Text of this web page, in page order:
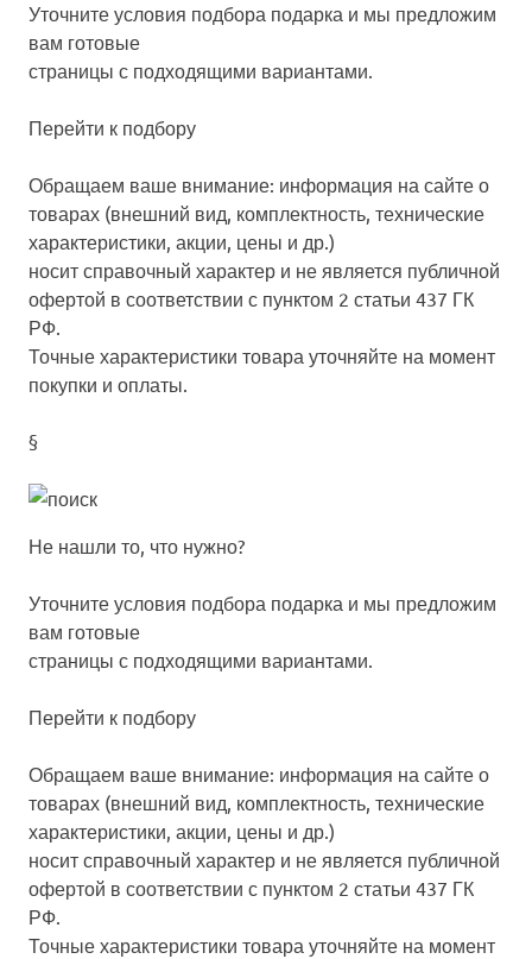
Уточните условия подбора подарка и мы предложим
вам готовые
страницы с подходящими вариантами.
Перейти к подбору
Обращаем ваше внимание: информация на сайте о
товарах (внешний вид, комплектность, технические
характеристики, акции, цены и др.)
носит справочный характер и не является публичной
офертой в соответствии с пунктом 2 статьи 437 ГК
РФ.
Точные характеристики товара уточняйте на момент
покупки и оплаты.
§
Не нашли то, что нужно?
Уточните условия подбора подарка и мы предложим
вам готовые
страницы с подходящими вариантами.
Перейти к подбору
Обращаем ваше внимание: информация на сайте о
товарах (внешний вид, комплектность, технические
характеристики, акции, цены и др.)
носит справочный характер и не является публичной
офертой в соответствии с пунктом 2 статьи 437 ГК
РФ.
Точные характеристики товара уточняйте на момент